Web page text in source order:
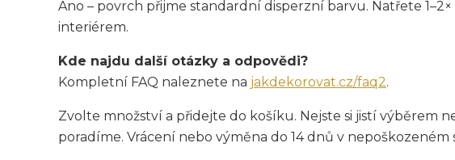
Ano – povrch přijme standardní disperzní barvu. Natřete
interiérem.
Kde najdu další otázky a odpovědi?
Kompletní FAQ naleznete na jakdekorovat.cz/faq2.
Zvolte množství a přidejte do košíku. Nejste si jistí výběrem
poradíme. Vrácení nebo výměna do 14 dnů v nepoškozeném